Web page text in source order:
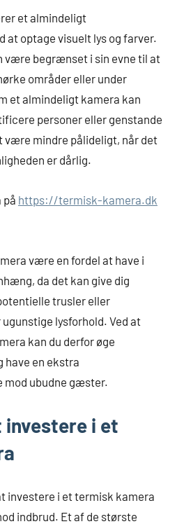
et almindeligt
at optage visuelt lys og farver.
være begrænset i sin evne til at
områder eller under
et almindeligt kamera kan
personer eller genstande
være mindre pålideligt, når det
er dårlig.
på https://termisk-kamera.dk
være en fordel at have i
da det kan give dig
trusler eller
lysforhold. Ved at
kan du derfor øge
have en ekstra
mod ubudne gæster.
investere i et
investere i et termisk kamera
indbrud. Et af de største